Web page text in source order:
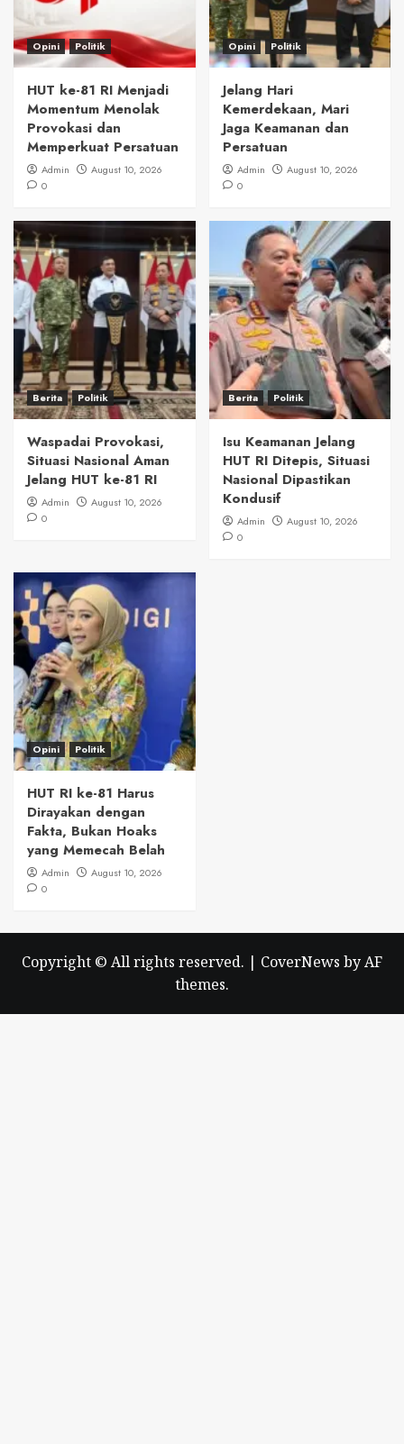
Opini Politik
HUT ke-81 RI Menjadi
Momentum Menolak
Provokasi dan
Memperkuat Persatuan
Admin
August 10, 2026
0
Opini Politik
Jelang Hari
Kemerdekaan, Mari
Jaga Keamanan dan
Persatuan
Admin
August 10, 2026
0
Berita Politik
Waspadai Provokasi,
Situasi Nasional Aman
Jelang HUT ke-81 RI
Admin
August 10, 2026
0
Berita Politik
Isu Keamanan Jelang
HUT RI Ditepis, Situasi
Nasional Dipastikan
Kondusif
Admin
August 10, 2026
0
Opini Politik
HUT RI ke-81 Harus
Dirayakan dengan
Fakta, Bukan Hoaks
yang Memecah Belah
Admin
August 10, 2026
0
Copyright © All rights reserved. | CoverNews by AF
themes.